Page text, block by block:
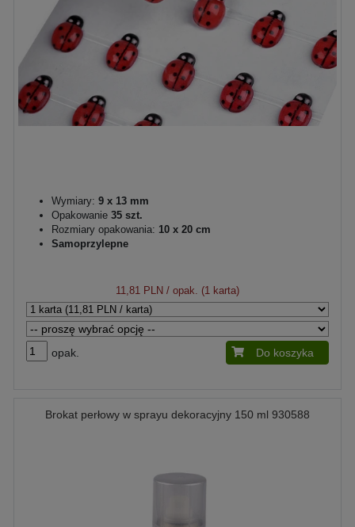
Wymiary: 9 x 13 mm
Opakowanie 35 szt.
Rozmiary opakowania: 10 x 20 cm
Samoprzylepne
11,81 PLN / opak. (1 karta)
opak. Do koszyka
Brokat perłowy w sprayu dekoracyjny 150 ml 930588